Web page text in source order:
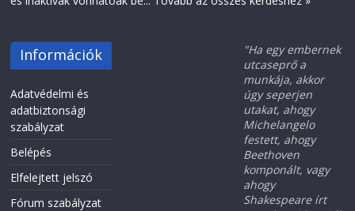
Információk
Adatvédelmi és
adatbiztonsági
szabályzat
Belépés
Elfelejtett jelszó
Fórum szabályzat
"Ha egy embernek
utcaseprő a
munkája, akkor
úgy seperjen
utakat, ahogy
Michelangelo
festett, ahogy
Beethoven
komponált, vagy
ahogy
Shakespeare írt